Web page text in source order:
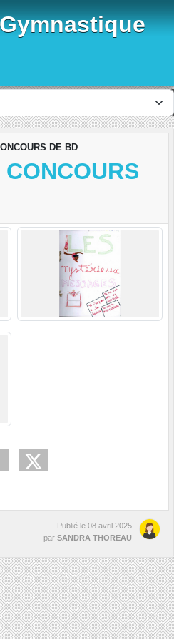
DE BD
Publié le 08 avril 2025
par SANDRA THOREAU